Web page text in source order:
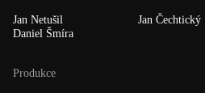
Jan Netušil
Daniel Šmíra
Jan Čechtický
Produkce